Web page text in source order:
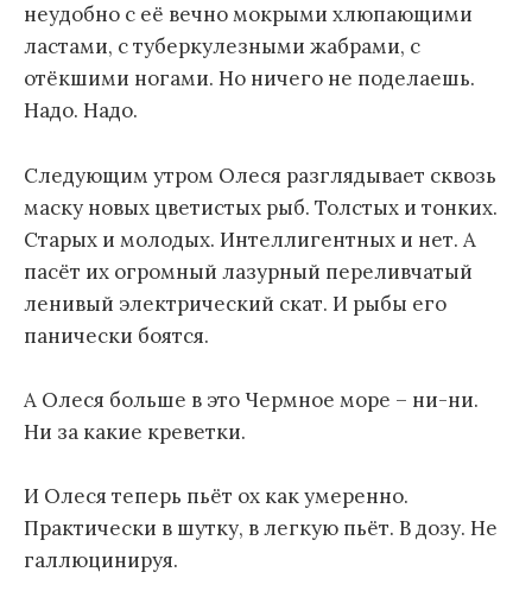
неудобно с её вечно мокрыми хлюпающими
ластами, с туберкулезными жабрами, с
отёкшими ногами. Но ничего не поделаешь.
Надо. Надо.
Следующим утром Олеся разглядывает сквозь
маску новых цветистых рыб. Толстых и тонких.
Старых и молодых. Интеллигентных и нет. А
пасёт их огромный лазурный переливчатый
ленивый электрический скат. И рыбы его
панически боятся.
А Олеся больше в это Чермное море – ни-ни.
Ни за какие креветки.
И Олеся теперь пьёт ох как умеренно.
Практически в шутку, в легкую пьёт. В дозу. Не
галлюцинируя.